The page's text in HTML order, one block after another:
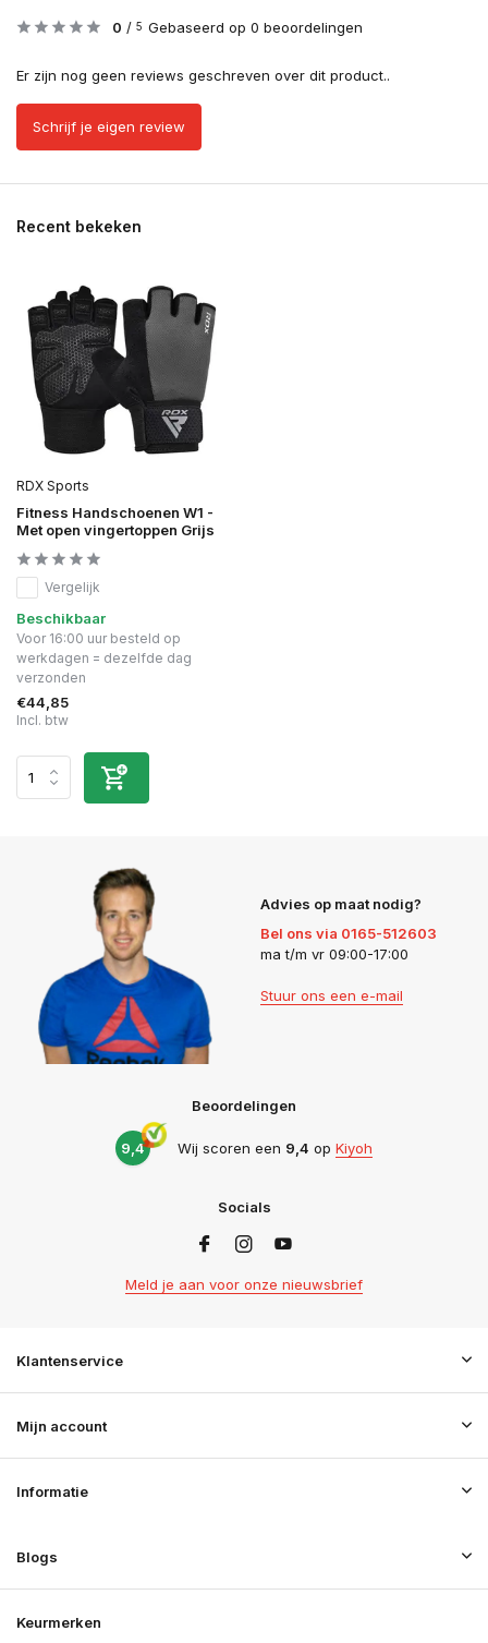
0 / 5 Gebaseerd op 0 beoordelingen
Er zijn nog geen reviews geschreven over dit product..
Schrijf je eigen review
Recent bekeken
RDX Sports
Fitness Handschoenen W1 -
Met open vingertoppen Grijs
Vergelijk
Beschikbaar
Voor 16:00 uur besteld op
werkdagen = dezelfde dag
verzonden
€44,85
Incl. btw
Advies op maat nodig?
Bel ons via 0165-512603
ma t/m vr 09:00-17:00
Stuur ons een e-mail
Beoordelingen
9,4 Wij scoren een 9,4 op Kiyoh
Socials
Meld je aan voor onze nieuwsbrief
Klantenservice
Mijn account
Informatie
Blogs
Keurmerken